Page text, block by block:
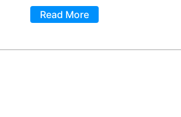
Read More